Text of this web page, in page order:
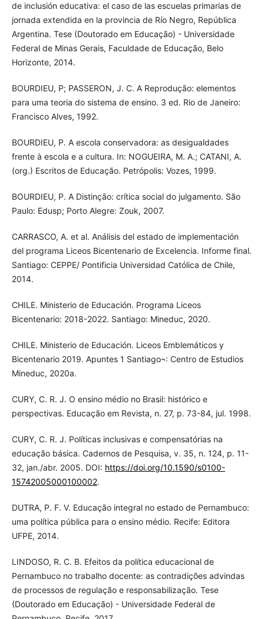
de inclusión educativa: el caso de las escuelas primarias de
jornada extendida en la provincia de Río Negro, República
Argentina. Tese (Doutorado em Educação) - Universidade
Federal de Minas Gerais, Faculdade de Educação, Belo
Horizonte, 2014.
BOURDIEU, P; PASSERON, J. C. A Reprodução: elementos
para uma teoria do sistema de ensino. 3 ed. Rio de Janeiro:
Francisco Alves, 1992.
BOURDIEU, P. A escola conservadora: as desigualdades
frente à escola e a cultura. In: NOGUEIRA, M. A.; CATANI, A.
(org.) Escritos de Educação. Petrópolis: Vozes, 1999.
BOURDIEU, P. A Distinção: crítica social do julgamento. São
Paulo: Edusp; Porto Alegre: Zouk, 2007.
CARRASCO, A. et al. Análisis del estado de implementación
del programa Liceos Bicentenario de Excelencia. Informe final.
Santiago: CEPPE/ Pontificia Universidad Católica de Chile,
2014.
CHILE. Ministerio de Educación. Programa Liceos
Bicentenario: 2018-2022. Santiago: Mineduc, 2020.
CHILE. Ministerio de Educación. Liceos Emblemáticos y
Bicentenario 2019. Apuntes 1 Santiago¬: Centro de Estudios
Mineduc, 2020a.
CURY, C. R. J. O ensino médio no Brasil: histórico e
perspectivas. Educação em Revista, n. 27, p. 73-84, jul. 1998.
CURY, C. R. J. Políticas inclusivas e compensatórias na
educação básica. Cadernos de Pesquisa, v. 35, n. 124, p. 11-
32, jan./abr. 2005. DOI: https://doi.org/10.1590/s0100-
15742005000100002.
DUTRA, P. F. V. Educação integral no estado de Pernambuco:
uma política pública para o ensino médio. Recife: Editora
UFPE, 2014.
LINDOSO, R. C. B. Efeitos da política educacional de
Pernambuco no trabalho docente: as contradições advindas
de processos de regulação e responsabilização. Tese
(Doutorado em Educação) - Universidade Federal de